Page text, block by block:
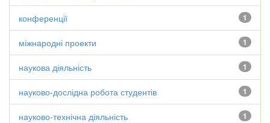
1
конференції
1
міжнародні проекти
1
наукова діяльність
1
науково-дослідна робота студентів
1
науково-технічна діяльність